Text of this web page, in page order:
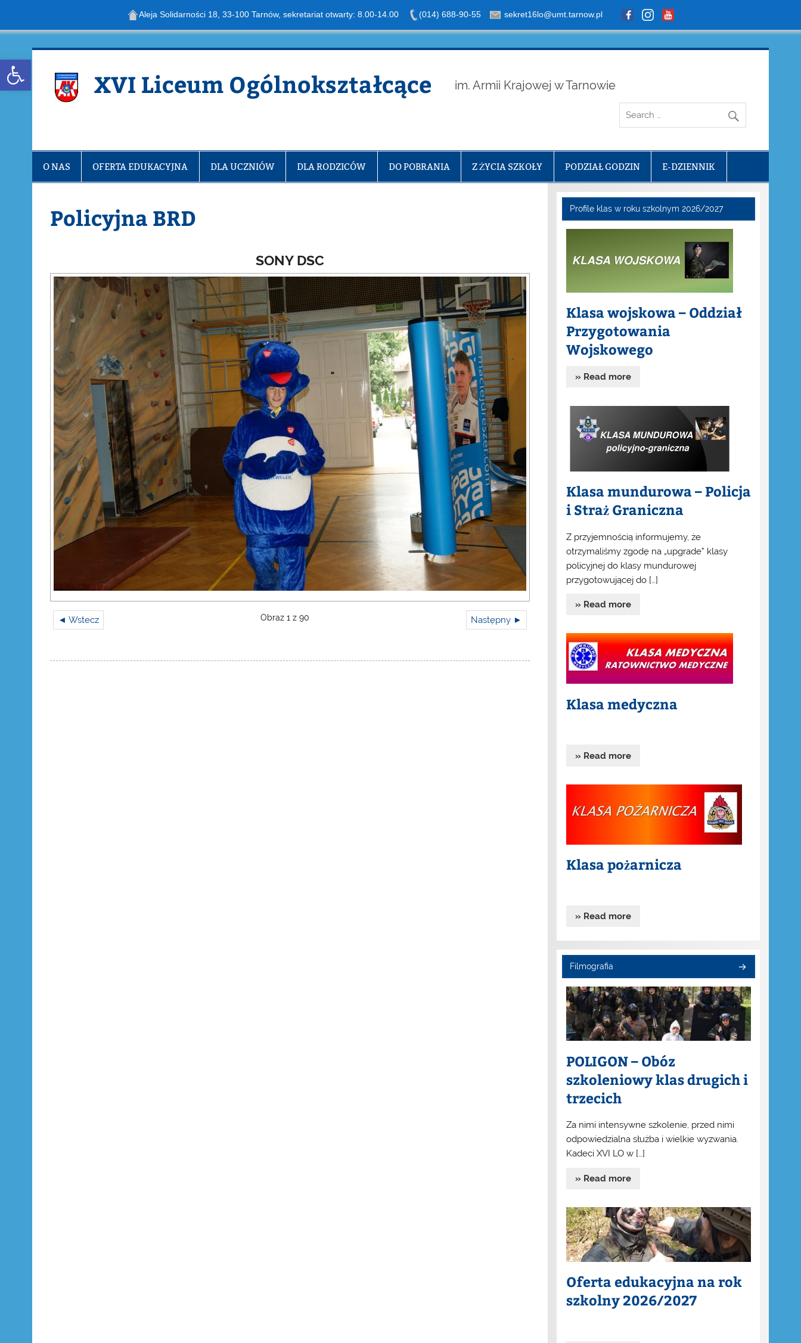
Open toolbar
Aleja Solidarności 18, 33-100 Tarnów, sekretariat otwarty: 8.00-14.00 (014) 688-90-55 sekret16lo@umt.tarnow.pl
Skip
XVI Liceum Ogólnokształcące im. Armii Krajowej w Tarnowie
O NAS OFERTA EDUKACYJNA DLA UCZNIÓW DLA RODZICÓW DO POBRANIA Z ŻYCIA SZKOŁY PODZIAŁ GODZIN E-DZIENNIK
Policyjna BRD
SONY DSC
◄ Wstecz Następny ►
Obraz 1 z 90
Profile klas w roku szkolnym 2026/2027
Klasa wojskowa – Oddział
Przygotowania
Wojskowego
» Read more
Klasa mundurowa – Policja
i Straż Graniczna
Z przyjemnością informujemy, że
otrzymaliśmy zgodę na „upgrade” klasy
policyjnej do klasy mundurowej
przygotowującej do […]
» Read more
Klasa medyczna
» Read more
Klasa pożarnicza
» Read more
Filmografia
POLIGON – Obóz
szkoleniowy klas drugich i
trzecich
Za nimi intensywne szkolenie, przed nimi
odpowiedzialna służba i wielkie wyzwania.
Kadeci XVI LO w […]
» Read more
Oferta edukacyjna na rok
szkolny 2026/2027